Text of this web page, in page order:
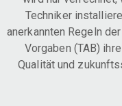
Techniker
anerkannten Regeln
Vorgaben (TAB)
Qualität und